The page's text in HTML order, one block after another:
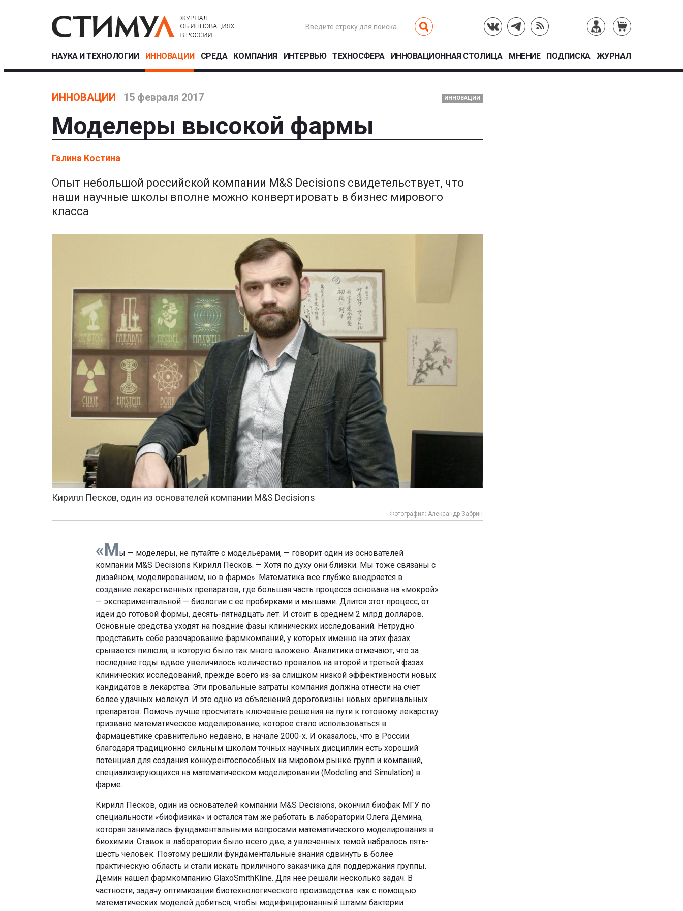
НАУКА И ТЕХНОЛОГИИ ИННОВАЦИИ СРЕДА КОМПАНИЯ ИНТЕРВЬЮ ТЕХНОСФЕРА ИННОВАЦИОННАЯ СТОЛИЦА МНЕНИЕ ПОДПИСКА ЖУРНАЛ
ИННОВАЦИИ 15 февраля 2017 ИННОВАЦИИ
Моделеры высокой фармы
Галина Костина
Опыт небольшой российской компании M&S Decisions свидетельствует, что
наши научные школы вполне можно конвертировать в бизнес мирового
класса
Кирилл Песков, один из основателей компании M&S Decisions
Фотография: Александр Забрин
«Мы — моделеры, не путайте с модельерами, — говорит один из основателей
компании M&S Decisions Кирилл Песков. — Хотя по духу они близки. Мы тоже связаны с
дизайном, моделированием, но в фарме». Математика все глубже внедряется в
создание лекарственных препаратов, где большая часть процесса основана на «мокрой»
— экспериментальной — биологии с ее пробирками и мышами. Длится этот процесс, от
идеи до готовой формы, десять-пятнадцать лет. И стоит в среднем 2 млрд долларов.
Основные средства уходят на поздние фазы клинических исследований. Нетрудно
представить себе разочарование фармкомпаний, у которых именно на этих фазах
срывается пилюля, в которую было так много вложено. Аналитики отмечают, что за
последние годы вдвое увеличилось количество провалов на второй и третьей фазах
клинических исследований, прежде всего из-за слишком низкой эффективности новых
кандидатов в лекарства. Эти провальные затраты компания должна отнести на счет
более удачных молекул. И это одно из объяснений дороговизны новых оригинальных
препаратов. Помочь лучше просчитать ключевые решения на пути к готовому лекарству
призвано математическое моделирование, которое стало использоваться в
фармацевтике сравнительно недавно, в начале 2000-х. И оказалось, что в России
благодаря традиционно сильным школам точных научных дисциплин есть хороший
потенциал для создания конкурентоспособных на мировом рынке групп и компаний,
специализирующихся на математическом моделировании (Modeling and Simulation) в
фарме.
Кирилл Песков, один из основателей компании M&S Decisions, окончил биофак МГУ по
специальности «биофизика» и остался там же работать в лаборатории Олега Демина,
которая занималась фундаментальными вопросами математического моделирования в
биохимии. Ставок в лаборатории было всего две, а увлеченных темой набралось пять-
шесть человек. Поэтому решили фундаментальные знания сдвинуть в более
практическую область и стали искать приличного заказчика для поддержания группы.
Демин нашел фармкомпанию GlaxoSmithKline. Для нее решали несколько задач. В
частности, задачу оптимизации биотехнологического производства: как с помощью
математических моделей добиться, чтобы модифицированный штамм бактерии